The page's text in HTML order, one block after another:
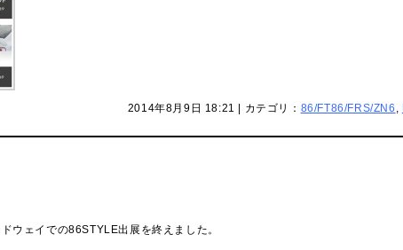
2014年8月9日 18:21 | カテゴリ： 86/FT86/FRS/ZN6 ,
ウェイでの86STYLE出展を終えました。